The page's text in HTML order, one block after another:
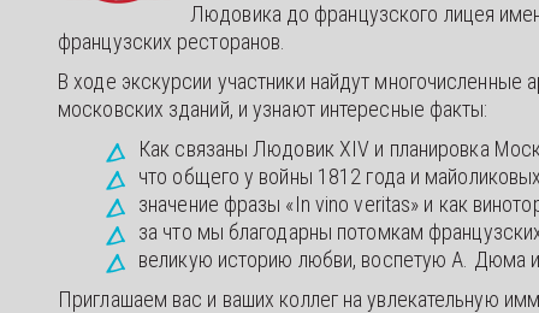
Людовика до французского лицея
французских ресторанов.
В ходе экскурсии участники найдут
московских зданий, и узнают интересные факты:
Как связаны Людовик XIV и планировка
что общего у войны 1812 года и
значение фразы «In vino veritas» и как
за что мы благодарны потомкам
великую историю любви, воспетую А. Дюма
Приглашаем вас и ваших коллег на увлекательную